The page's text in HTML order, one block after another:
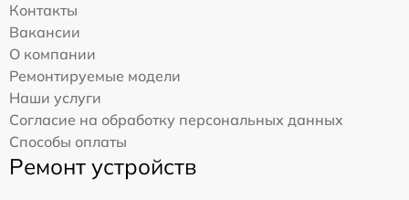
Контакты
Вакансии
О компании
Ремонтируемые модели
Наши услуги
Согласие на обработку персональных данных
Способы оплаты
Ремонт устройств